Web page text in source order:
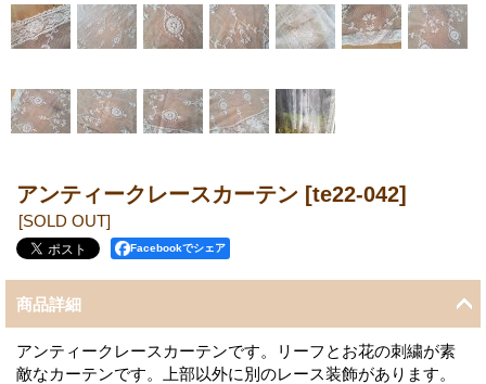
アンティークレースカーテン [te22-042]
[SOLD OUT]
Facebookでシェア
商品詳細
アンティークレースカーテンです。リーフとお花の刺繍が素
敵なカーテンです。上部以外に別のレース装飾があります。